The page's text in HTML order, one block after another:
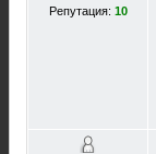
Репутация: 10